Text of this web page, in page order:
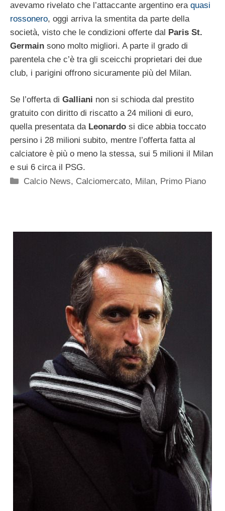
avevamo rivelato che l’attaccante argentino era quasi
rossonero, oggi arriva la smentita da parte della
società, visto che le condizioni offerte dal Paris St.
Germain sono molto migliori. A parte il grado di
parentela che c’è tra gli sceicchi proprietari dei due
club, i parigini offrono sicuramente più del Milan.
Se l’offerta di Galliani non si schioda dal prestito
gratuito con diritto di riscatto a 24 milioni di euro,
quella presentata da Leonardo si dice abbia toccato
persino i 28 milioni subito, mentre l’offerta fatta al
calciatore è più o meno la stessa, sui 5 milioni il Milan
e sui 6 circa il PSG.
Categorie
Calcio News, Calciomercato, Milan, Primo Piano